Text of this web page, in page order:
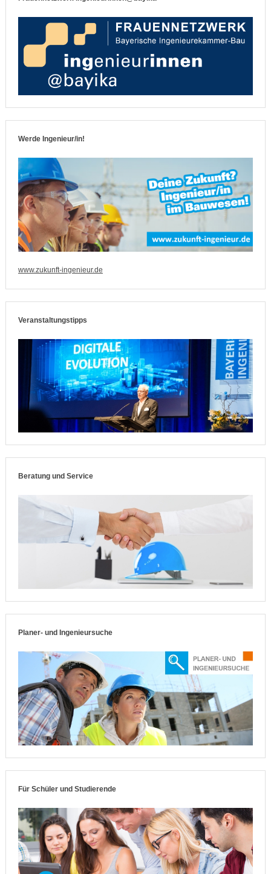
Werde Ingenieur/in!
www.zukunft-ingenieur.de
Veranstaltungstipps
Beratung und Service
Planer- und Ingenieursuche
Für Schüler und Studierende